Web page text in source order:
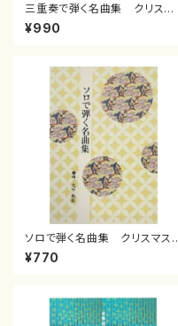
三重奏で弾く名曲集 クリスマ
スメドレー( 箏2/大平光美 編
曲/楽譜）
¥990
ソロで弾く名曲集 クリスマス・
イブ／恋人がサンタクロース(
箏独奏 /大平光美 編曲/楽
¥770